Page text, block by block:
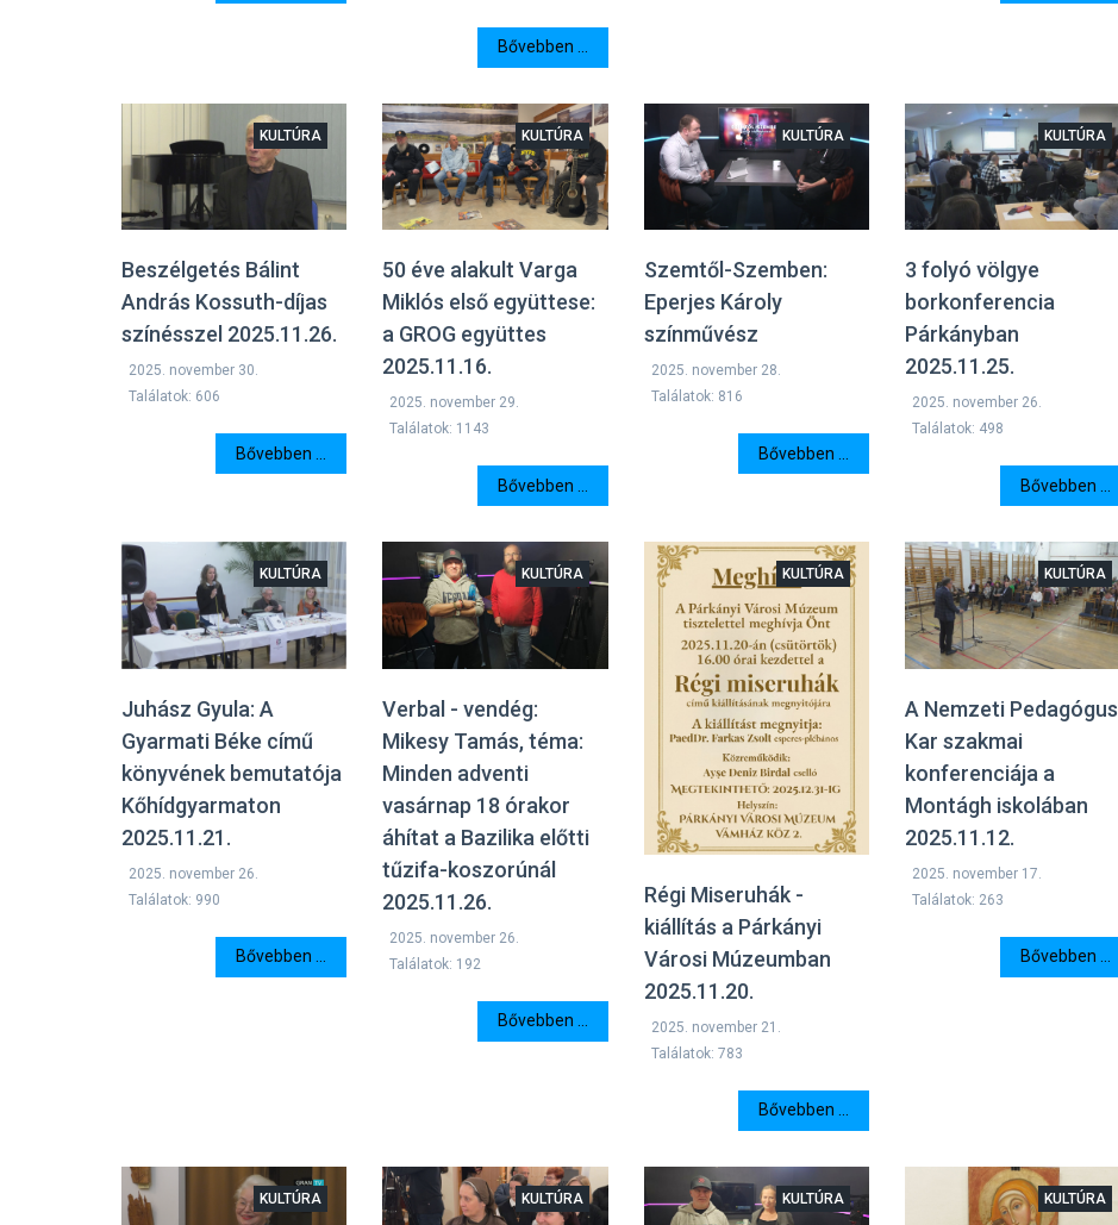
Bővebben ...
Beszélgetés Bálint
András Kossuth-díjas
színésszel 2025.11.26.
KULTÚRA
2025. november 30.
Találatok: 606
Bővebben ...
50 éve alakult Varga
Miklós első együttese:
a GROG együttes
2025.11.16.
KULTÚRA
2025. november 29.
Találatok: 1143
Bővebben ...
Szemtől-Szemben:
Eperjes Károly
színművész
KULTÚRA
2025. november 28.
Találatok: 816
Bővebben ...
3 folyó völgye
borkonferencia
Párkányban
2025.11.25.
KULTÚRA
2025. november 26.
Találatok: 498
Bővebben ...
Juhász Gyula: A
Gyarmati Béke című
könyvének bemutatója
Kőhídgyarmaton
2025.11.21.
KULTÚRA
2025. november 26.
Találatok: 990
Bővebben ...
Verbal - vendég:
Mikesy Tamás, téma:
Minden adventi
vasárnap 18 órakor
áhítat a Bazilika előtti
tűzifa-koszorúnál
2025.11.26.
KULTÚRA
2025. november 26.
Találatok: 192
Bővebben ...
Régi Miseruhák -
kiállítás a Párkányi
Városi Múzeumban
2025.11.20.
KULTÚRA
2025. november 21.
Találatok: 783
Bővebben ...
A Nemzeti Pedagógus
Kar szakmai
konferenciája a
Montágh iskolában
2025.11.12.
KULTÚRA
2025. november 17.
Találatok: 263
Bővebben ...
KULTÚRA KULTÚRA KULTÚRA KULTÚRA